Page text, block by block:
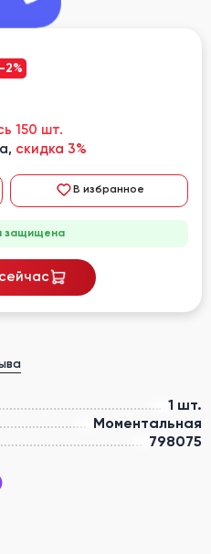
1 шт.
Моментальная
798075
-2%
150 шт.
скидка 3%
В избранное
защищена